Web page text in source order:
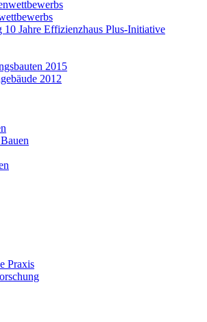
10 Jahre Effizienzhaus Plus-Initiative
2015
2012
Praxis